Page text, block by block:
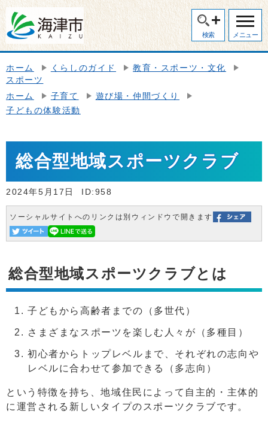
検索 メニュー
ホーム くらしのガイド
教育・スポーツ・文化
スポーツ
ホーム
子育て
遊び場・仲間づくり
子どもの体験活動
総合型地域スポーツクラブ
2024年5月17日 ID:958
ソーシャルサイトへのリンクは別ウィンドウで開きます
総合型地域スポーツクラブとは
子どもから高齢者までの（多世代）
さまざまなスポーツを楽しむ人々が（多種目）
初心者からトップレベルまで、それぞれの志向や
レベルに合わせて参加できる（多志向）
という特徴を持ち、地域住民によって自主的・主体的
に運営される新しいタイプのスポーツクラブです。